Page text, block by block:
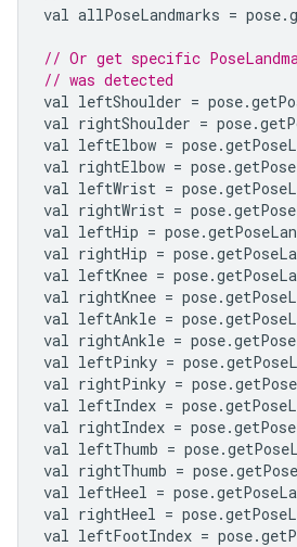
val allPoseLandmarks = pose.
// Or get specific
// was detected
val leftShoulder = pose.
val rightShoulder = pose.
val leftElbow = pose.
val rightElbow = pose.
val leftWrist = pose.
val rightWrist = pose.
val leftHip = pose.
val rightHip = pose.
val leftKnee = pose.
val rightKnee = pose.
val leftAnkle = pose.
val rightAnkle = pose.
val leftPinky = pose.
val rightPinky = pose.
val leftIndex = pose.
val rightIndex = pose.
val leftThumb = pose.
val rightThumb = pose.
val leftHeel = pose.
val rightHeel = pose.
val leftFootIndex = pose.